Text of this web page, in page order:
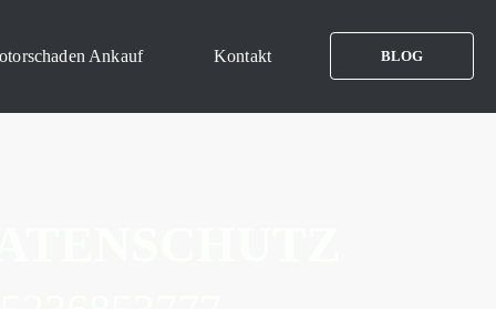
Motorschaden Ankauf Kontakt BLOG
Ankauf Kontakt BLOG